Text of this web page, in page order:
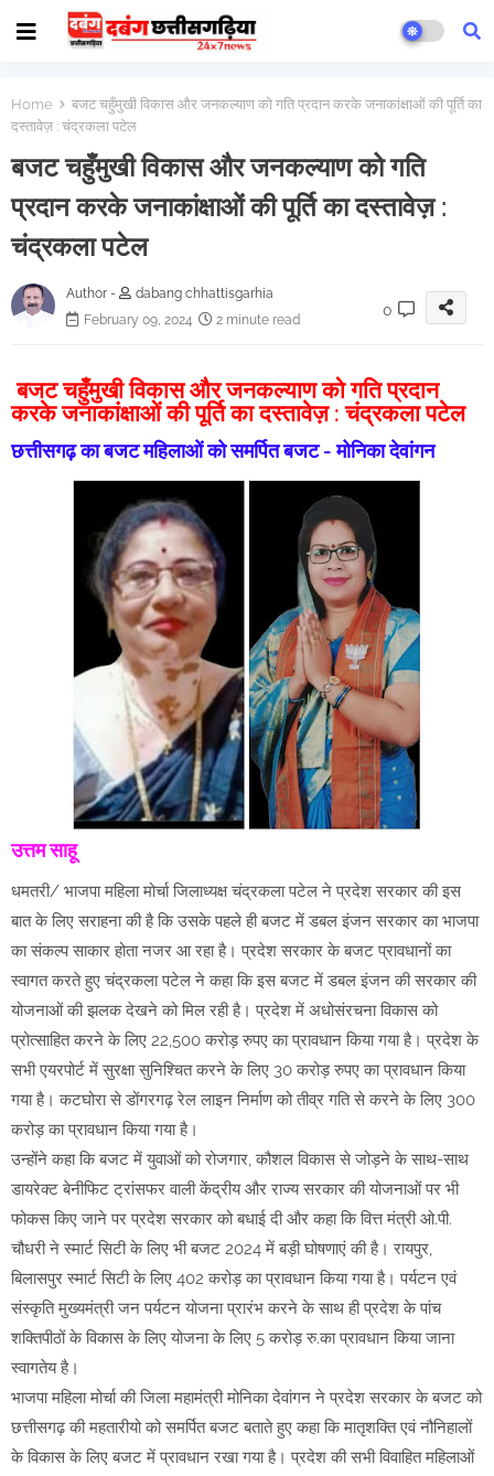
Home
बजट चहुँमुखी विकास और जनकल्याण को गति प्रदान करके जनाकांक्षाओं की पूर्ति का
दस्तावेज़ : चंद्रकला पटेल
बजट चहुँमुखी विकास और जनकल्याण को गति
प्रदान करके जनाकांक्षाओं की पूर्ति का दस्तावेज़ :
चंद्रकला पटेल
Author -
dabang chhattisgarhia
February 09, 2024
2 minute read
0
बजट चहुँमुखी विकास और जनकल्याण को गति प्रदान
करके जनाकांक्षाओं की पूर्ति का दस्तावेज़ : चंद्रकला पटेल
छत्तीसगढ़ का बजट महिलाओं को समर्पित बजट - मोनिका देवांगन
उत्तम साहू
धमतरी/ भाजपा महिला मोर्चा जिलाध्यक्ष चंद्रकला पटेल ने प्रदेश सरकार की इस
बात के लिए सराहना की है कि उसके पहले ही बजट में डबल इंजन सरकार का भाजपा
का संकल्प साकार होता नजर आ रहा है। प्रदेश सरकार के बजट प्रावधानों का
स्वागत करते हुए चंद्रकला पटेल ने कहा कि इस बजट में डबल इंजन की सरकार की
योजनाओं की झलक देखने को मिल रही है। प्रदेश में अधोसंरचना विकास को
प्रोत्साहित करने के लिए 22,500 करोड़ रुपए का प्रावधान किया गया है। प्रदेश के
सभी एयरपोर्ट में सुरक्षा सुनिश्चित करने के लिए 30 करोड़ रुपए का प्रावधान किया
गया है। कटघोरा से डोंगरगढ़ रेल लाइन निर्माण को तीव्र गति से करने के लिए 300
करोड़ का प्रावधान किया गया है।
उन्होंने कहा कि बजट में युवाओं को रोजगार, कौशल विकास से जोड़ने के साथ-साथ
डायरेक्ट बेनीफिट ट्रांसफर वाली केंद्रीय और राज्य सरकार की योजनाओं पर भी
फोकस किए जाने पर प्रदेश सरकार को बधाई दी और कहा कि वित्त मंत्री ओ.पी.
चौधरी ने स्मार्ट सिटी के लिए भी बजट 2024 में बड़ी घोषणाएं की है। रायपुर,
बिलासपुर स्मार्ट सिटी के लिए 402 करोड़ का प्रावधान किया गया है। पर्यटन एवं
संस्कृति मुख्यमंत्री जन पर्यटन योजना प्रारंभ करने के साथ ही प्रदेश के पांच
शक्तिपीठों के विकास के लिए योजना के लिए 5 करोड़ रु.का प्रावधान किया जाना
स्वागतेय है।
भाजपा महिला मोर्चा की जिला महामंत्री मोनिका देवांगन ने प्रदेश सरकार के बजट को
छत्तीसगढ़ की महतारीयो को समर्पित बजट बताते हुए कहा कि मातृशक्ति एवं नौनिहालों
के विकास के लिए बजट में प्रावधान रखा गया है। प्रदेश की सभी विवाहित महिलाओं